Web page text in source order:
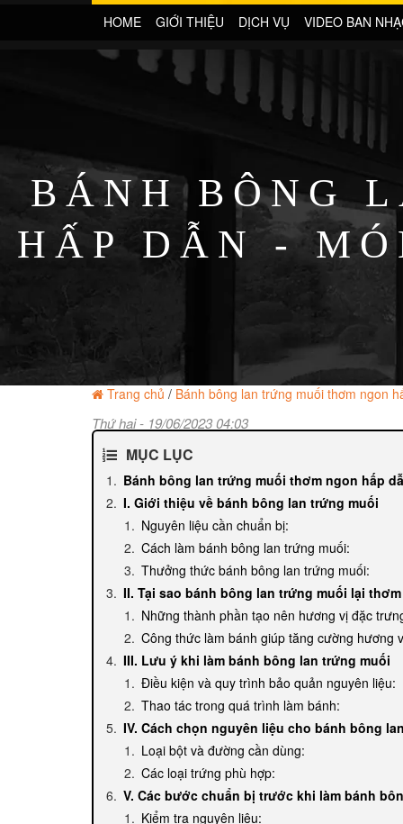
HOME GIỚI THIỆU DỊCH VỤ VIDEO BAN
BÁNH BÔNG
HẤP DẪN -
Trang chủ / Bánh bông lan trứng muối thơm ngon
Thứ hai - 19/06/2023 04:03
MỤC LỤC
Bánh bông lan trứng muối thơm ngon hấp
I. Giới thiệu về bánh bông lan trứng muối
Nguyên liệu cần chuẩn bị:
Cách làm bánh bông lan trứng muối:
Thưởng thức bánh bông lan trứng muối:
II. Tại sao bánh bông lan trứng muối lại
Những thành phần tạo nên hương vị đặc
Công thức làm bánh giúp tăng cường hương
III. Lưu ý khi làm bánh bông lan trứng muối
Điều kiện và quy trình bảo quản nguyên liệu:
Thao tác trong quá trình làm bánh:
IV. Cách chọn nguyên liệu cho bánh bông
Loại bột và đường cần dùng:
Các loại trứng phù hợp:
V. Các bước chuẩn bị trước khi làm bánh
Kiểm tra nguyên liệu: